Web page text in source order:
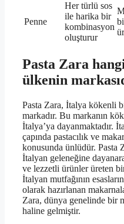
Penne
Her türlü sos
ile harika bir
kombinasyon
oluşturur
Pasta Zara
ülkenin
Pasta Zara, İtalya kökenli
markadır. Bu markanın
İtalya’ya dayanmaktadır.
çapında pastacılık ve
konusunda ünlüdür. Pasta
İtalyan geleneğine
ve lezzetli ürünler üreten
İtalyan mutfağının
olarak hazırlanan
Zara, dünya genelinde bir
haline gelmiştir.